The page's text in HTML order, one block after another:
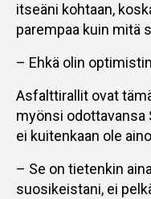
itseäni kohtaan,
parempaa kuin mitä
– Ehkä olin
Asfalttirallit ovat
myönsi odottavansa
ei kuitenkaan ole
– Se on tietenkin
suosikeistani, ei